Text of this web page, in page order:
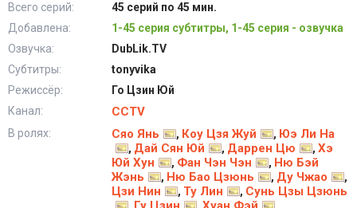
Всего серий:
45 серий по 45 мин.
Добавлена:
1-45 серия субтитры, 1-45 серия - озвучка
Озвучка:
DubLik.TV
Субтитры:
tonyvika
Режиссёр:
Го Цзин Юй
Канал:
CCTV
В ролях: Сяо Янь , Коу Цзя Жуй , Юэ Ли На
, Дай Сян Юй , Даррен Цю , Хэ
Юй Хун
, Фан Чэн Чэн , Ню Бэй
Жэнь
, Ню Бао Цзюнь , Ду Чжао ,
Цзи Нин , Ту Лин , Сунь Цзы Цзюнь